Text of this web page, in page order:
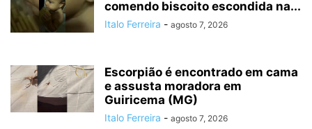
comendo biscoito escondida na...
Italo Ferreira - agosto 7, 2026
Escorpião é encontrado em cama
e assusta moradora em
Guiricema (MG)
Italo Ferreira - agosto 7, 2026